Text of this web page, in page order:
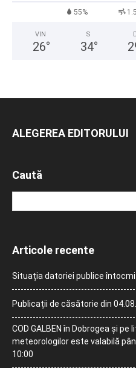
55%
VIN
26°
S
34°
ALEGEREA EDITORULUI
Caută
Articole recente
Situația datoriei publice
Publicații de căsătorie din
COD GALBEN în Dobrogea și
meteorologilor este valabilă
10:00